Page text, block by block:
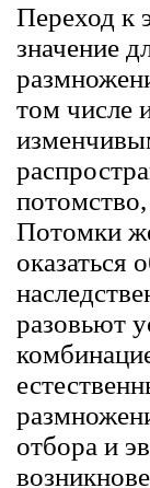
Переход к
значение
том числе
Потомки
оказаться
разовьют
отбора и